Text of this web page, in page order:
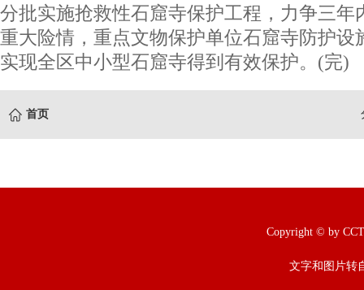
分批实施抢救性石窟寺保护工程，力争三年
重大险情，重点文物保护单位石窟寺防护设
实现全区中小型石窟寺得到有效保护。(完)
首页
Copyright © by
文字和图片转